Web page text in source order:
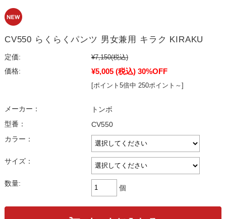
CV550 らくらくパンツ 男女兼用 キラク KIRAKU
定価: ¥7,150(税込)
価格:
¥5,005 (税込) 30%OFF
[ポイント5倍中 250ポイント～]
メーカー：
トンボ
型番：
CV550
カラー：
サイズ：
数量:
個